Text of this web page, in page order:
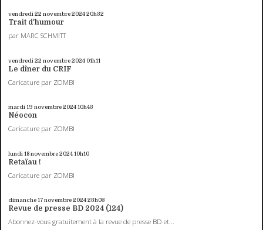
vendredi 22 novembre 202420h32
Trait d'humour
par MARC SCHMITT
vendredi 22 novembre 2024 01h11
Le dîner du CRIF
Caricature par ZOMBI
mardi 19 novembre 202410h43
Néocon
Caricature par ZOMBI
lundi 18novembre 202410h10
Retaïau !
Caricature par ZOMBI
dimanche 17novembre 202423h03
Revue de presse BD 2024 (124)
Abonnez-vous gratuitement à la revue de presse BD et...